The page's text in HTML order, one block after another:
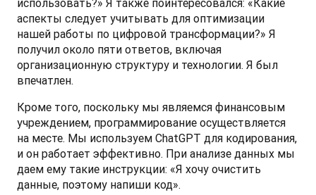
аспекты следует учитывать для оптимизации
нашей работы по цифровой трансформации?» Я
получил около пяти ответов, включая
организационную структуру и технологии. Я был
впечатлен.
Кроме того, поскольку мы являемся финансовым
учреждением, программирование осуществляется
на месте. Мы используем ChatGPT для кодирования,
и он работает эффективно. При анализе данных мы
даем ему такие инструкции: «Я хочу очистить
данные, поэтому напиши код».